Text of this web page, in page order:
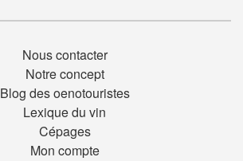
Nous contacter
Notre concept
Blog des oenotouristes
Lexique du vin
Cépages
Mon compte